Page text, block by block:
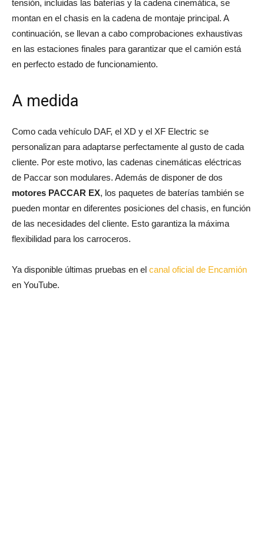
tensión, incluidas las baterías y la cadena cinemática, se
montan en el chasis en la cadena de montaje principal. A
continuación, se llevan a cabo comprobaciones exhaustivas
en las estaciones finales para garantizar que el camión está
en perfecto estado de funcionamiento.
A medida
Como cada vehículo DAF, el XD y el XF Electric se
personalizan para adaptarse perfectamente al gusto de cada
cliente. Por este motivo, las cadenas cinemáticas eléctricas
de Paccar son modulares. Además de disponer de dos
motores PACCAR EX, los paquetes de baterías también se
pueden montar en diferentes posiciones del chasis, en función
de las necesidades del cliente. Esto garantiza la máxima
flexibilidad para los carroceros.
Ya disponible últimas pruebas en el canal oficial de Encamión
en YouTube.